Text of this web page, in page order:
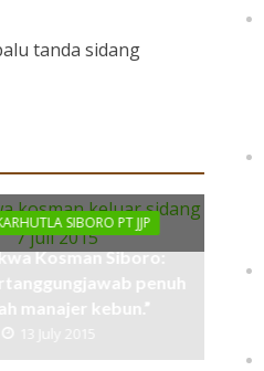
tanda sidang
SIBORO PT JJP
Kosman Siboro:
penuh
manajer kebun.”
13 July 2015